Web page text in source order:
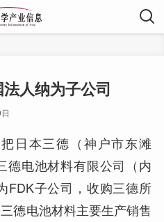
人纳为子公司
本三德（神户市东滩
电池材料有限公司（内
FDK子公司，收购三德所
德电池材料主要生产销售